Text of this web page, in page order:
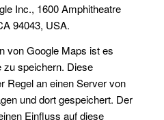
Inc., 1600 Amphitheatre
94043, USA.
von Google Maps ist es
zu speichern. Diese
Regel an einen Server von
und dort gespeichert. Der
Einfluss auf diese